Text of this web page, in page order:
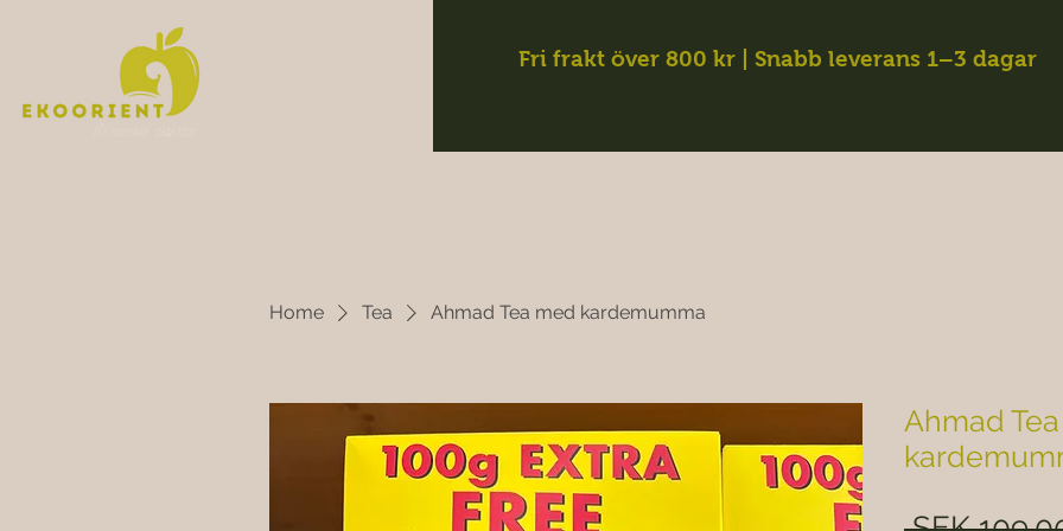
Fri frakt över 800 kr | Snabb leverans 1–3 dagar
Home Tea Ahmad Tea med kardemumma
Ahmad